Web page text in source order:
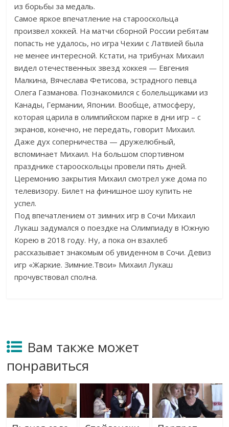
из борьбы за медаль.
Самое яркое впечатление на старооскольца
произвел хоккей. На матчи сборной России ребятам
попасть не удалось, но игра Чехии с Латвией была
не менее интересной. Кстати, на трибунах Михаил
видел отечественных звезд хоккея — Евгения
Малкина, Вячеслава Фетисова, эстрадного певца
Олега Газманова. Познакомился с болельщиками из
Канады, Германии, Японии. Вообще, атмосферу,
которая царила в олимпийском парке в дни игр – с
экранов, конечно, не передать, говорит Михаил.
Даже дух соперничества — дружелюбный,
вспоминает Михаил. На большом спортивном
празднике старооскольцы провели пять дней.
Церемонию закрытия Михаил смотрел уже дома по
телевизору. Билет на финишное шоу купить не
успел.
Под впечатлением от зимних игр в Сочи Михаил
Лукаш задумался о поездке на Олимпиаду в Южную
Корею в 2018 году. Ну, а пока он взахлеб
рассказывает знакомым об увиденном в Сочи. Девиз
игр «Жаркие. Зимние.Твои» Михаил Лукаш
прочувствовал сполна.
Вам также может
понравиться